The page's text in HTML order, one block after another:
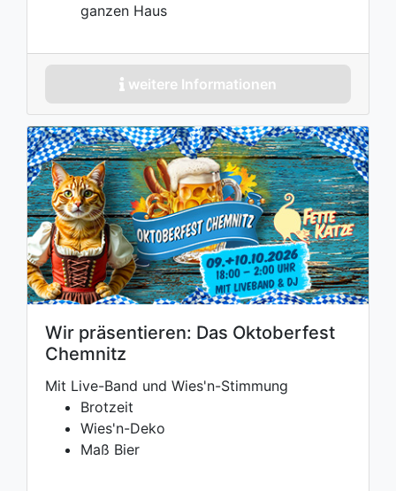
ganzen Haus
weitere Informationen
Wir präsentieren: Das Oktoberfest
Chemnitz
Mit Live-Band und Wies'n-Stimmung
Brotzeit
Wies'n-Deko
Maß Bier